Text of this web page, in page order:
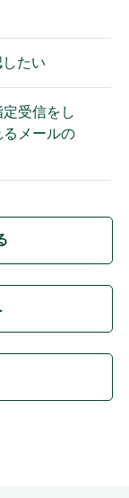
たい
受信をし
メールの